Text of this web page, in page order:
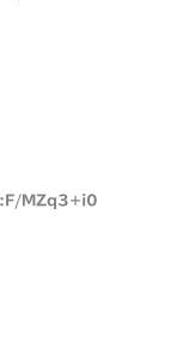
MZq3+i0